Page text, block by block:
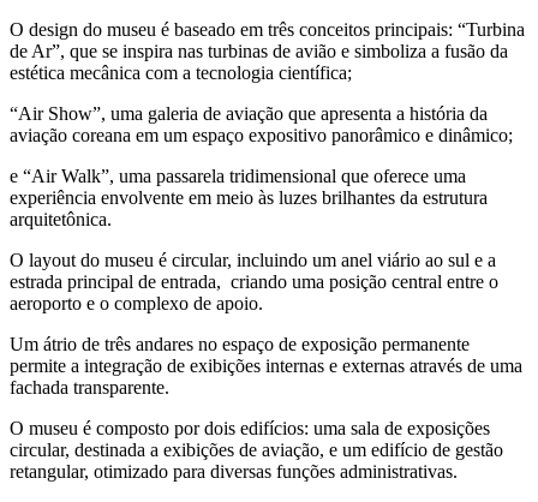
O design do museu é baseado em três conceitos principais: “Turbina
de Ar”, que se inspira nas turbinas de avião e simboliza a fusão da
estética mecânica com a tecnologia científica;
“Air Show”, uma galeria de aviação que apresenta a história da
aviação coreana em um espaço expositivo panorâmico e dinâmico;
e “Air Walk”, uma passarela tridimensional que oferece uma
experiência envolvente em meio às luzes brilhantes da estrutura
arquitetônica.
O layout do museu é circular, incluindo um anel viário ao sul e a
estrada principal de entrada, criando uma posição central entre o
aeroporto e o complexo de apoio.
Um átrio de três andares no espaço de exposição permanente
permite a integração de exibições internas e externas através de uma
fachada transparente.
O museu é composto por dois edifícios: uma sala de exposições
circular, destinada a exibições de aviação, e um edifício de gestão
retangular, otimizado para diversas funções administrativas.